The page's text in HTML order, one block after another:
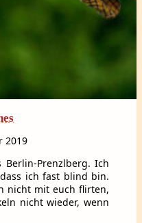
2019
Prenzlberg. Ich
ich fast blind bin.
nicht mit euch flirten,
nicht wieder, wenn